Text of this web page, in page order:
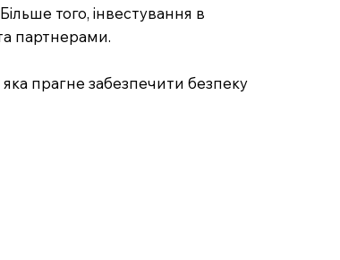
того, інвестування в
партнерами.
прагне забезпечити безпеку